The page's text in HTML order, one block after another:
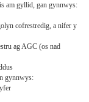
am gyllid, gan gynnwys:
cofrestredig, a nifer y
ag AGC (os nad
gynnwys: